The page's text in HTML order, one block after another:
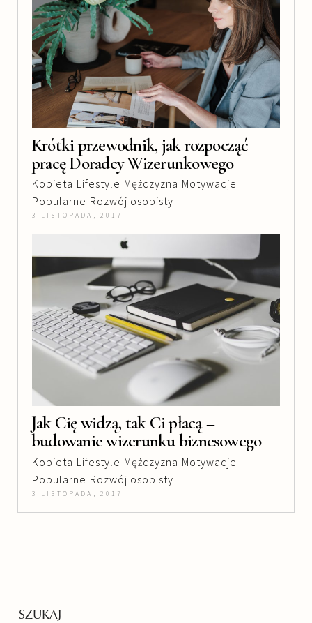
Krótki przewodnik, jak rozpocząć
pracę Doradcy Wizerunkowego
Kobieta Lifestyle Mężczyzna Motywacje
Popularne Rozwój osobisty
3 LISTOPADA, 2017
Jak Cię widzą, tak Ci płacą –
budowanie wizerunku biznesowego
Kobieta Lifestyle Mężczyzna Motywacje
Popularne Rozwój osobisty
3 LISTOPADA, 2017
SZUKAJ